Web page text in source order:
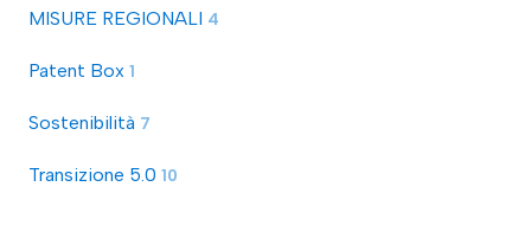
MISURE REGIONALI 4
Patent Box 1
Sostenibilità 7
Transizione 5.0 10